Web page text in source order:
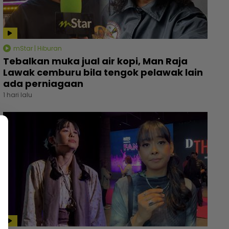
pelakon veteran berentap dalam Kilauan Emas
2026, sumbangan mingguan untuk artis
- Hiburan | mStar
mStar | Hiburan
Tebalkan muka jual air kopi, Man Raja
Lawak cemburu bila tengok pelawak lain
ada perniagaan
1 hari lalu